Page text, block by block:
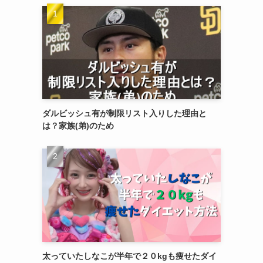
ダルビッシュ有が制限リスト入りした理由と
は？家族(弟)のため
太っていたしなこが半年で２０kgも痩せたダイ